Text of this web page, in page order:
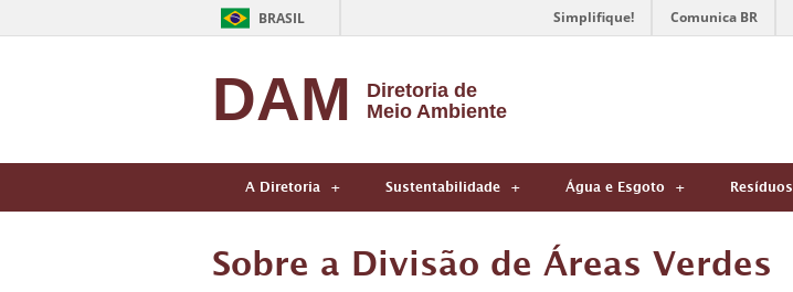
BRASIL Simplifique! Comunica BR
DAM
Diretoria de
Meio Ambiente
A Diretoria Sustentabilidade Água e Esgoto Resíduos
Sobre a Divisão de Áreas Verdes